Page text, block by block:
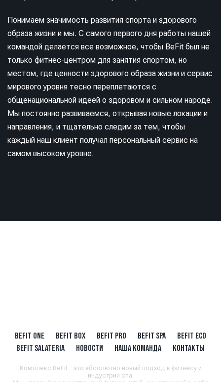
Понимаем значимость развития спорта и здорового
образа жизни и мы. С самого первого дня работы нашей
командой делается все возможное, чтобы BeFit был не
только фитнес-центром для занятия спортом, но
местом, где ценности здорового образа жизни и сервис
мирового уровня тесно переплетаются с
общенациональной идеей о здоровом и сильном народе.
Мы постоянно развиваемся, открывая новые локации и
направления, и тщательно следим за тем, чтобы
каждый наш клиент получал персональный сервис на
самом высоком уровне.
BEFIT ONE BEFIT BOX BEFIT PRO BEFIT SPA
BEFIT ECO
BEFIT SALATERIA
НОВОСТИ НАША КОМАНДА КОНТАКТЫ
Комплекс BeFit - это абсолютно новый подход к фитнесу и
индустрии спа.